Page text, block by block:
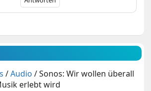
/Audio /Sonos: Wir wollen überall
erlebt wird